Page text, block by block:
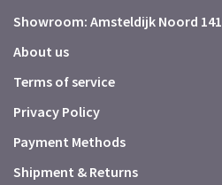
Showroom: Amsteldijk Noord
About us
Terms of service
Privacy Policy
Payment Methods
Shipment & Returns